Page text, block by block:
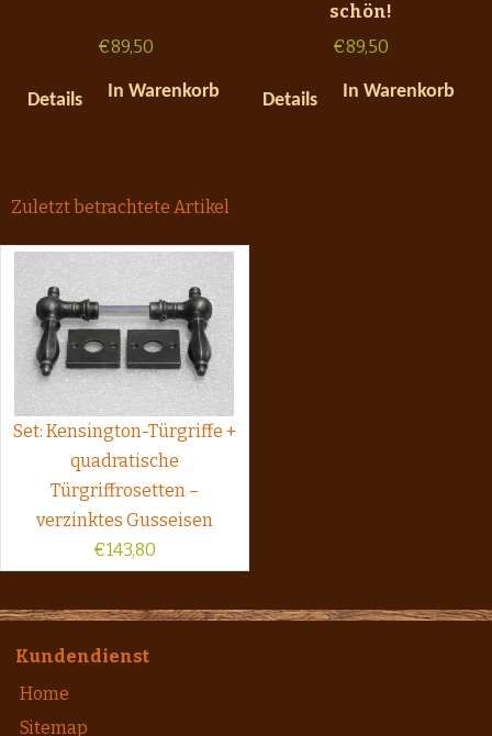
€89,50
Details In Warenkorb
schön!
€89,50
Details In Warenkorb
Zuletzt betrachtete Artikel
Set: Kensington-Türgriffe +
quadratische
Türgriffrosetten –
verzinktes Gusseisen
€143,80
Kundendienst
Home
Sitemap